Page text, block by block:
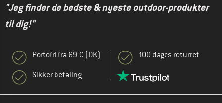
"Jeg finder de bedste & nyeste outdoor-produkter
til dig!"
Portofri fra 69 € (DK)
Sikker betaling
100 dages returret